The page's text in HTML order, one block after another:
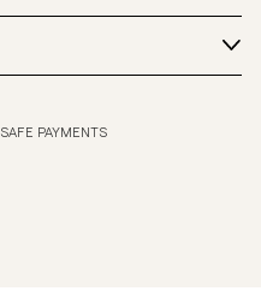
SAFE PAYMENTS